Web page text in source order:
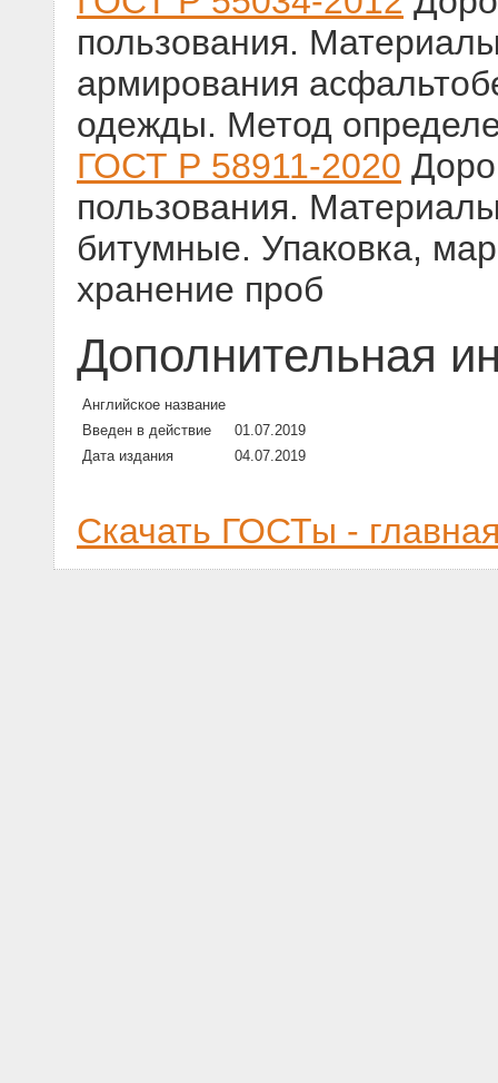
пользования.
армирования
одежды. Метод
ГОСТ Р 58911-2020
пользования.
битумные. Упаковка,
хранение проб
Дополнительная
Английское название
Введен в действие
01.07.2019
Дата издания
04.07.2019
Скачать ГОСТы -